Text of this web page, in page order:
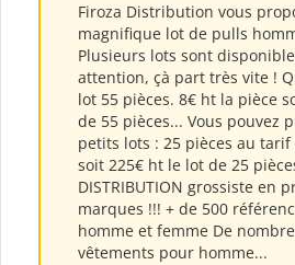
Firoza Distribution vous
magnifique lot de pulls
Plusieurs lots sont
attention, çà part très vite !
lot 55 pièces. 8€ ht la pièce
de 55 pièces... Vous pouvez
petits lots : 25 pièces au
soit 225€ ht le lot de 25
DISTRIBUTION grossiste en
marques !!! + de 500
homme et femme De
vêtements pour homme...